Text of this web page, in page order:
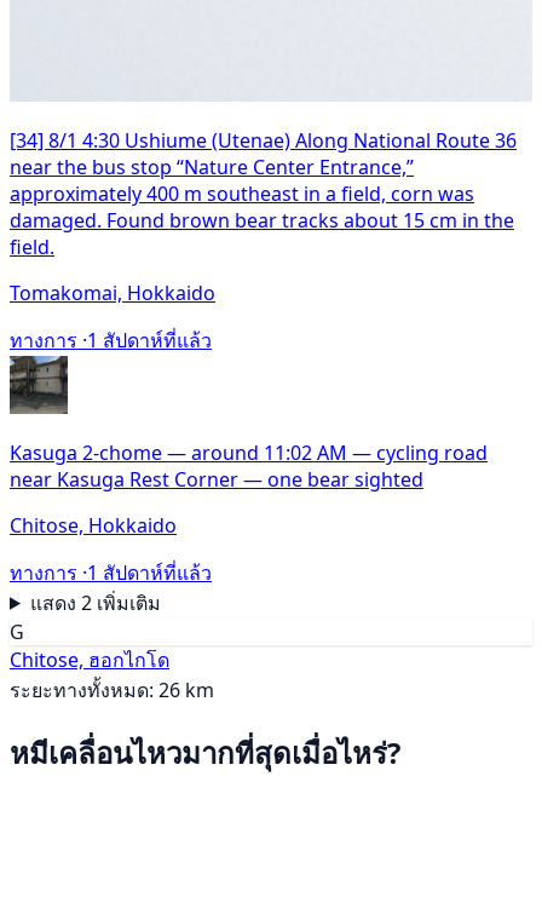
[34] 8/1 4:30 Ushiume (Utenae) Along National Route 36
near the bus stop “Nature Center Entrance,”
approximately 400 m southeast in a field, corn was
damaged. Found brown bear tracks about 15 cm in the
field.
Tomakomai, Hokkaido
ทางการ ·1 สัปดาห์ที่แล้ว
Kasuga 2-chome — around 11:02 AM — cycling road
near Kasuga Rest Corner — one bear sighted
Chitose, Hokkaido
ทางการ ·1 สัปดาห์ที่แล้ว
แสดง 2 เพิ่มเติม
G
Chitose, ฮอกไกโด
ระยะทางทั้งหมด: 26 km
หมีเคลื่อนไหวมากที่สุดเมื่อไหร่?